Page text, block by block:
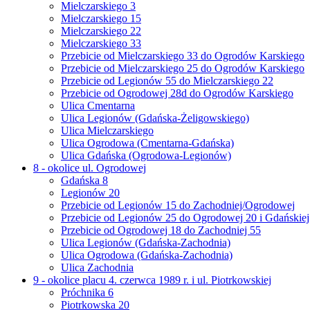
Mielczarskiego 3
Mielczarskiego 15
Mielczarskiego 22
Mielczarskiego 33
Przebicie od Mielczarskiego 33 do Ogrodów Karskiego
Przebicie od Mielczarskiego 25 do Ogrodów Karskiego
Przebicie od Legionów 55 do Mielczarskiego 22
Przebicie od Ogrodowej 28d do Ogrodów Karskiego
Ulica Cmentarna
Ulica Legionów (Gdańska-Żeligowskiego)
Ulica Mielczarskiego
Ulica Ogrodowa (Cmentarna-Gdańska)
Ulica Gdańska (Ogrodowa-Legionów)
8 - okolice ul. Ogrodowej
Gdańska 8
Legionów 20
Przebicie od Legionów 15 do Zachodniej/Ogrodowej
Przebicie od Legionów 25 do Ogrodowej 20 i
Przebicie od Ogrodowej 18 do Zachodniej 55
Ulica Legionów (Gdańska-Zachodnia)
Ulica Ogrodowa (Gdańska-Zachodnia)
Ulica Zachodnia
9 - okolice placu 4. czerwca 1989 r. i ul. Piotrkowskiej
Próchnika 6
Piotrkowska 20